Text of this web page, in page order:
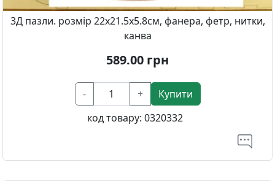
3Д пазли. розмір 22x21.5x5.8см, фанера, фетр, нитки,
канва
589.00 грн
- +
Купити
код товару: 0320332